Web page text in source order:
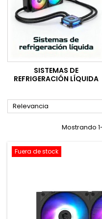
SISTEMAS DE
REFRIGERACIÓN LÍQUIDA
Relevancia
Mostrando
Fuera de stock